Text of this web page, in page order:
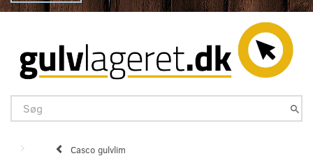
Casco gulvlim